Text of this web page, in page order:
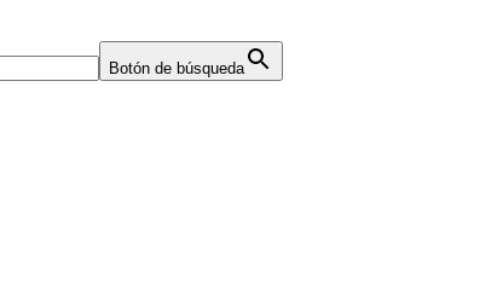
Botón de búsqueda